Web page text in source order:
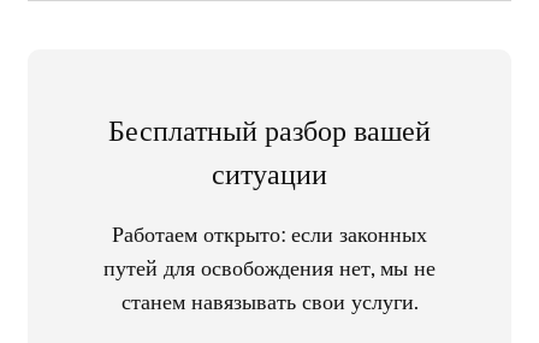
Бесплатный разбор вашей
ситуации
Работаем открыто: если законных
путей для освобождения нет, мы не
станем навязывать свои услуги.